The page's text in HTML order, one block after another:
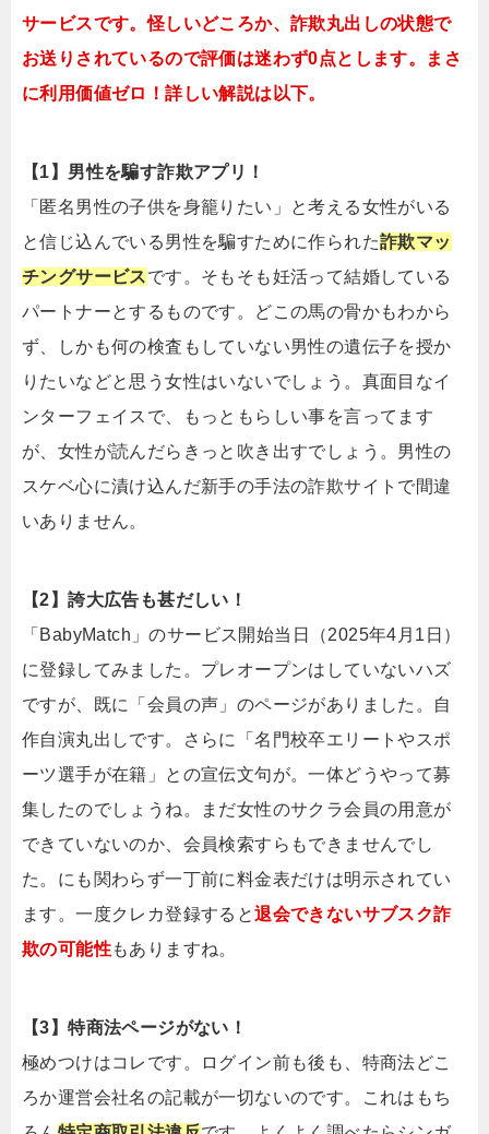
サービスです。怪しいどころか、詐欺丸出しの状態で
お送りされているので評価は迷わず0点とします。まさ
に利用価値ゼロ！詳しい解説は以下。
【1】男性を騙す詐欺アプリ！
「匿名男性の子供を身籠りたい」と考える女性がいる
と信じ込んでいる男性を騙すために作られた詐欺マッ
チングサービスです。そもそも妊活って結婚している
パートナーとするものです。どこの馬の骨かもわから
ず、しかも何の検査もしていない男性の遺伝子を授か
りたいなどと思う女性はいないでしょう。真面目なイ
ンターフェイスで、もっともらしい事を言ってます
が、女性が読んだらきっと吹き出すでしょう。男性の
スケベ心に漬け込んだ新手の手法の詐欺サイトで間違
いありません。
【2】誇大広告も甚だしい！
「BabyMatch」のサービス開始当日（2025年4月1日）
に登録してみました。プレオープンはしていないハズ
ですが、既に「会員の声」のページがありました。自
作自演丸出しです。さらに「名門校卒エリートやスポ
ーツ選手が在籍」との宣伝文句が。一体どうやって募
集したのでしょうね。まだ女性のサクラ会員の用意が
できていないのか、会員検索すらもできませんでし
た。にも関わらず一丁前に料金表だけは明示されてい
ます。一度クレカ登録すると退会できないサブスク詐
欺の可能性もありますね。
【3】特商法ページがない！
極めつけはコレです。ログイン前も後も、特商法どこ
ろか運営会社名の記載が一切ないのです。これはもち